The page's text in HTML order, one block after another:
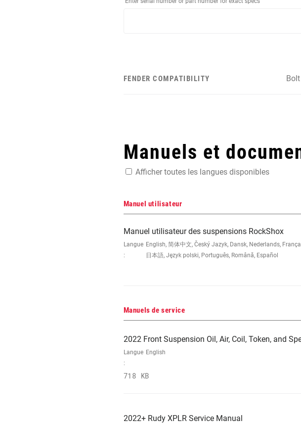
FENDER COMPATIBILITY
Manuels et
Afficher toutes les langues disponibles
Manuel utilisateur
Manuel utilisateur des suspensions RockShox
Langue
:
English, 简体中文, Český Jazyk, Dansk, Nederlands,
日本語, Język polski, Português, Română, Español
Manuels de service
2022 Front Suspension Oil, Air, Coil, Token, and
Langue
:
English
718 KB
2022+ Rudy XPLR Service Manual